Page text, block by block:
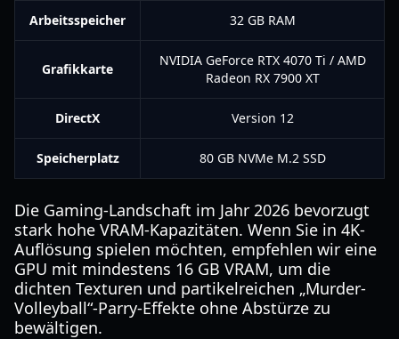
Arbeitsspeicher 32 GB RAM
Grafikkarte
NVIDIA GeForce RTX 4070 Ti / AMD
Radeon RX 7900 XT
DirectX Version 12
Speicherplatz 80 GB NVMe M.2 SSD
Die Gaming-Landschaft im Jahr 2026 bevorzugt
stark hohe VRAM-Kapazitäten. Wenn Sie in 4K-
Auflösung spielen möchten, empfehlen wir eine
GPU mit mindestens 16 GB VRAM, um die
dichten Texturen und partikelreichen „Murder-
Volleyball“-Parry-Effekte ohne Abstürze zu
bewältigen.